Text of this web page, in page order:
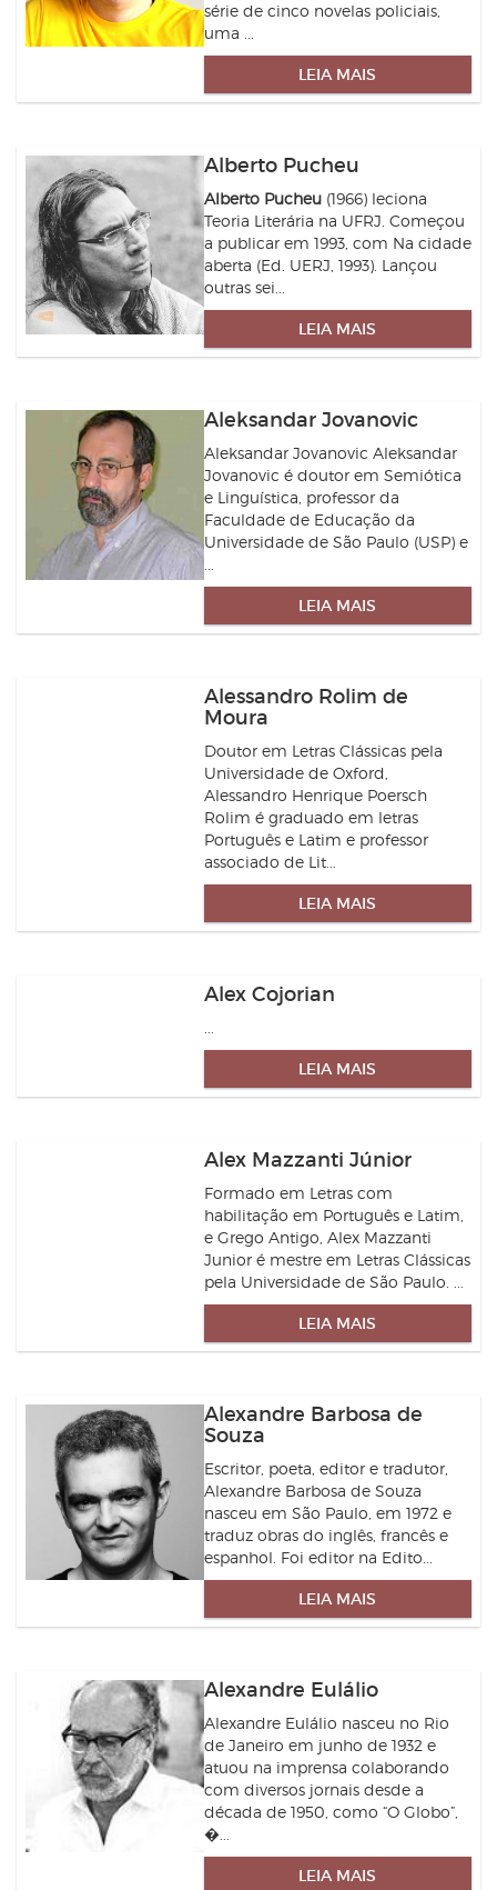
série de cinco novelas policiais,
uma ...
LEIA MAIS
Alberto Pucheu
Alberto Pucheu(1966) leciona
Teoria Literária na UFRJ. Começou
a publicar em 1993, com Na cidade
aberta (Ed. UERJ, 1993). Lançou
outras sei...
LEIA MAIS
Aleksandar Jovanovic
Aleksandar Jovanovic Aleksandar
Jovanovic é doutor em Semiótica
e Linguística, professor da
Faculdade de Educação da
Universidade de São Paulo (USP) e
...
LEIA MAIS
Alessandro Rolim de
Moura
Doutor em Letras Clássicas pela
Universidade de Oxford,
Alessandro Henrique Poersch
Rolim é graduado em letras
Português e Latim e professor
associado de Lit...
LEIA MAIS
Alex Cojorian
...
LEIA MAIS
Alex Mazzanti Júnior
Formado em Letras com
habilitação em Português e Latim,
e Grego Antigo, Alex Mazzanti
Junior é mestre em Letras Clássicas
pela Universidade de São Paulo. ...
LEIA MAIS
Alexandre Barbosa de
Souza
Escritor, poeta, editor e tradutor,
Alexandre Barbosa de Souza
nasceu em São Paulo, em 1972 e
traduz obras do inglês, francês e
espanhol. Foi editor na Edito...
LEIA MAIS
Alexandre Eulálio
Alexandre Eulálio nasceu no Rio
de Janeiro em junho de 1932 e
atuou na imprensa colaborando
com diversos jornais desde a
década de 1950, como “O Globo”,
�...
LEIA MAIS